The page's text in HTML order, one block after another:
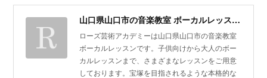
山口県山口市の音楽教室 ボーカルレッスン | ローズ芸術アカデミー
ローズ芸術アカデミーは山口県山口市の音楽教室
ボーカルレッスンです。子供向けから大人のボー
カルレッスンまで、さまざまなレッスンをご用意
しております。宝塚を目指されるような本格的な